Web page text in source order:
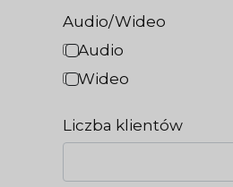
Audio/Wideo
Audio
Wideo
Liczba klientów